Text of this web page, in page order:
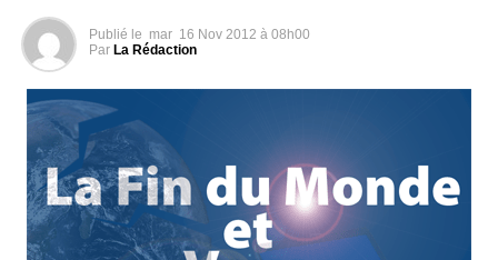
Publié le mar 16 Nov 2012 à 08h00
Par La Rédaction